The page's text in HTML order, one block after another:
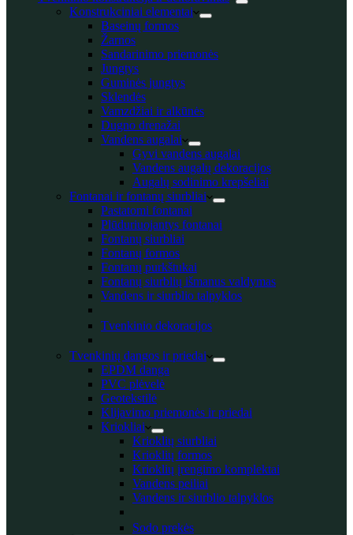
Konstrukciniai elementai
Baseinų formos
Žarnos
Sandarinimo priemonės
Jungtys
Guminės jungtys
Sklendės
Vamzdžiai ir alkūnės
Dugno drenažai
Vandens augalai
Gyvi vandens augalai
Vandens augalų dekoracijos
Augalų sodinimo krepšeliai
Fontanai ir fontanų siurbliai
Pastatomi fontanai
Plūduriuojantys fontanai
Fontanų siurbliai
Fontanų formos
Fontanų purkštukai
Fontanų siurblių išmanus valdymas
Vandens ir siurblio talpyklos
Tvenkinio dekoracijos
Tvenkinių dangos ir priedai
EPDM danga
PVC plėvelė
Geotekstilė
Klijavimo priemonės ir priedai
Kriokliai
Krioklių siurbliai
Krioklių formos
Krioklių įrengimo komplektai
Vandens peiliai
Vandens ir siurblio talpyklos
Sodo prekės